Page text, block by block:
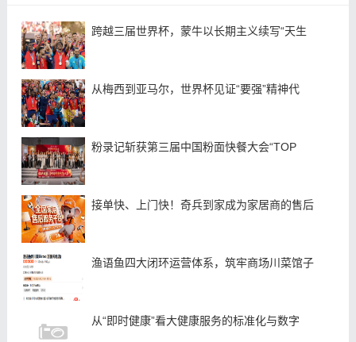
跨越三届世界杯，蒙牛以长期主义续写“天生
从梅西到亚马尔，世界杯见证“要强”精神代
粉录记斩获第三届中国粉面快餐大会“TOP
接单快、上门快！奇兵到家成为家居商的售后
渔语鱼四大闭环运营体系，筑牢商场川菜馆子
从“即时健康”看大健康服务的标准化与数字